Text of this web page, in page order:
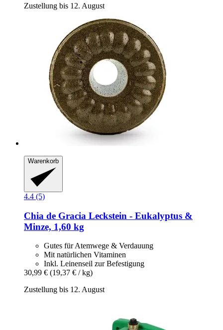
Zustellung bis 12. August
Warenkorb
4.4 (5)
Chia de Gracia Leckstein -​ Eukalyptus &
Minze, 1,60 kg
Gutes für Atemwege & Verdauung
Mit natürlichen Vitaminen
Inkl. Leinenseil zur Befestigung
30,99 € (19,37 € / kg)
Zustellung bis 12. August